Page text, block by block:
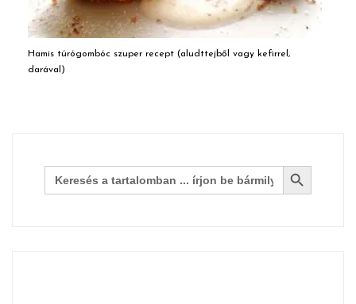
Hamis túrógombóc szuper recept (aludttejből vagy kefirrel,
darával)
Search
for:
Search Button